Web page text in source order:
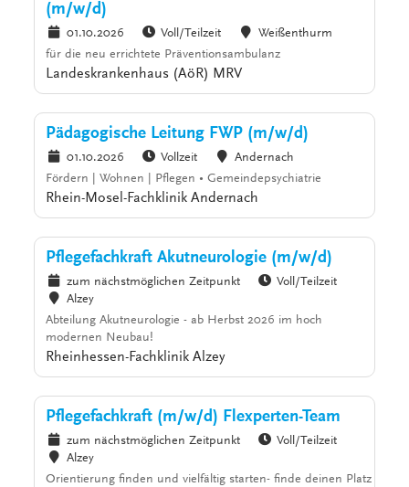
(m/w/d)
01.10.2026 Voll/Teilzeit
Weißenthurm
für die neu errichtete Präventionsambulanz
Landeskrankenhaus (AöR) MRV
Pädagogische Leitung FWP (m/w/d)
01.10.2026 Vollzeit
Andernach
Fördern | Wohnen | Pflegen • Gemeindepsychiatrie
Rhein-Mosel-Fachklinik Andernach
Pflegefachkraft Akutneurologie (m/w/d)
zum nächstmöglichen Zeitpunkt
Voll/Teilzeit
Alzey
Abteilung Akutneurologie - ab Herbst 2026 im hoch
modernen Neubau!
Rheinhessen-Fachklinik Alzey
Pflegefachkraft (m/w/d) Flexperten-Team
zum nächstmöglichen Zeitpunkt
Voll/Teilzeit
Alzey
Orientierung finden und vielfältig starten- finde deinen Platz